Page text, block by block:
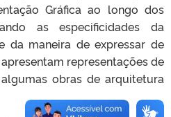
Gráfica ao longo dos
as especificidades da
da maneira de expressar de
representações de
obras de arquitetura